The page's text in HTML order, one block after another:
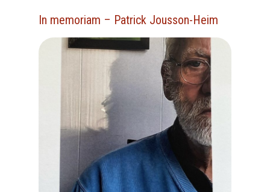
In memoriam – Patrick Jousson-Heim